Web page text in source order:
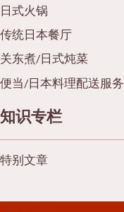
日式火锅
传统日本餐厅
关东煮/日式炖菜
便当/日本料理配送服务
知识专栏
特别文章